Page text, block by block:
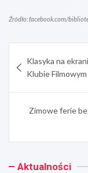
Źródło: facebook.com/
wpisu
Klasyka na
Klubie Filmowym
Zimowe ferie
Aktualności